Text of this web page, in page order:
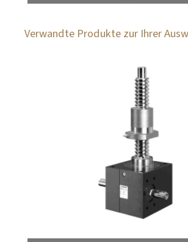
Verwandte Produkte zur Ihrer